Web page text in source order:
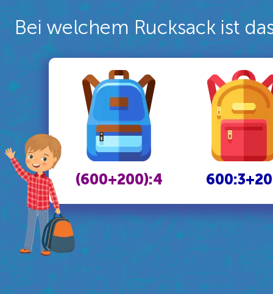
(600+200):4
Bei welchem Rucksack ist